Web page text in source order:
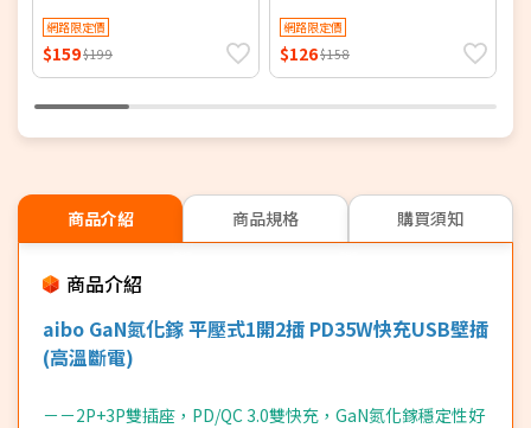
網路限定價
$159$199
網路限定價
$126$158
商品介紹 商品規格 購買須知
商品介紹
aibo GaN氮化鎵 平壓式1開2插 PD35W快充USB壁插
(高溫斷電)
－－2P+3P雙插座，PD/QC 3.0雙快充，GaN氮化鎵穩定性好